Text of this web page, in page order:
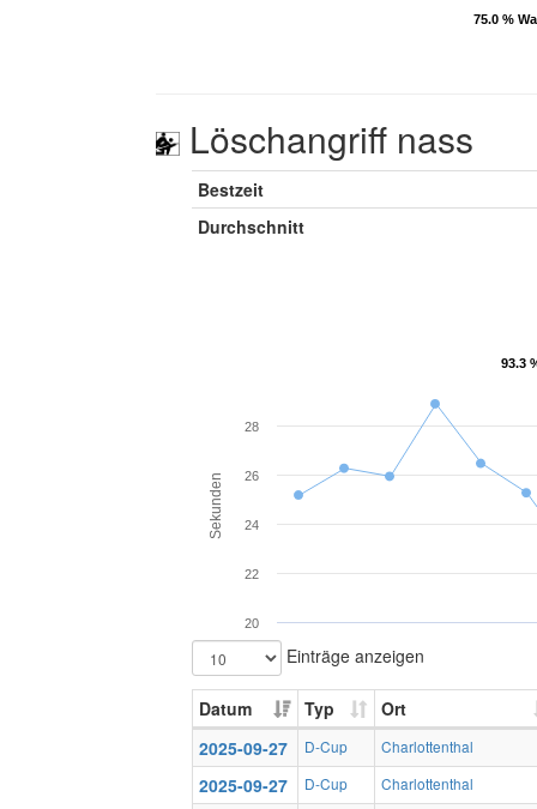
75.0 %
75.0 %
Löschangriff nass
Bestzeit
Durchschnitt
93.3
93.3
Sekunden
20
22
24
26
28
Einträge anzeigen
Datum Typ
Ort
2025-09-27
D-Cup Charlottenthal
2025-09-27 D-Cup Charlottenthal